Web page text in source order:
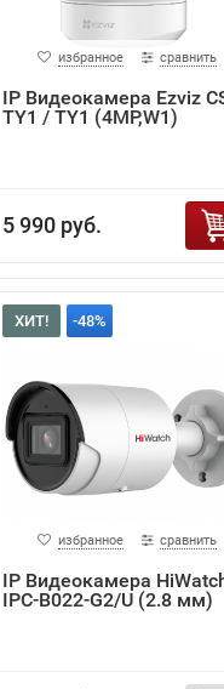
избранное сравнить
IP Видеокамера Ezviz
TY1 / TY1 (4MP,W1)
5 990 руб.
ХИТ! -48%
избранное сравнить
IP Видеокамера
IPC-B022-G2/U (2.8 мм)